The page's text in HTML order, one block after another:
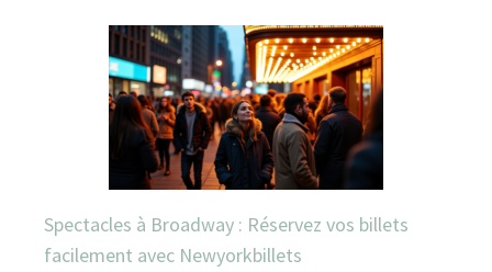
Spectacles à Broadway : Réservez vos billets
facilement avec Newyorkbillets